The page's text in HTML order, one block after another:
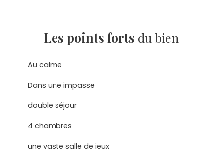
Les points forts du bien
Au calme
Dans une impasse
double séjour
4 chambres
une vaste salle de jeux